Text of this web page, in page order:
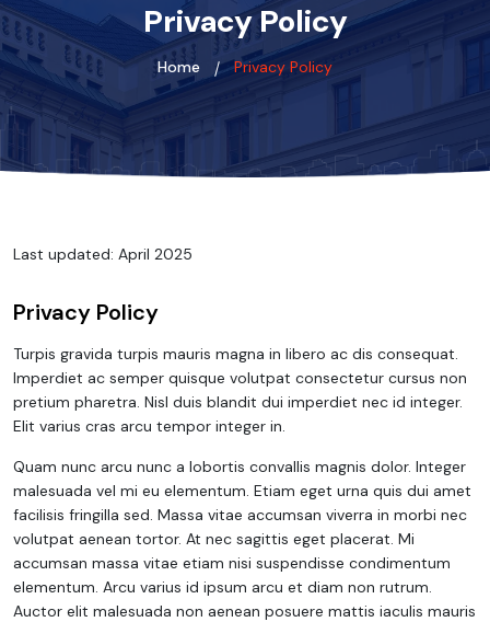
Privacy Policy
Home Privacy Policy
Last updated: April 2025
Privacy Policy
Turpis gravida turpis mauris magna in libero ac dis consequat.
Imperdiet ac semper quisque volutpat consectetur cursus non
pretium pharetra. Nisl duis blandit dui imperdiet nec id integer.
Elit varius cras arcu tempor integer in.
Quam nunc arcu nunc a lobortis convallis magnis dolor. Integer
malesuada vel mi eu elementum. Etiam eget urna quis dui amet
facilisis fringilla sed. Massa vitae accumsan viverra in morbi nec
volutpat aenean tortor. At nec sagittis eget placerat. Mi
accumsan massa vitae etiam nisi suspendisse condimentum
elementum. Arcu varius id ipsum arcu et diam non rutrum.
Auctor elit malesuada non aenean posuere mattis iaculis mauris